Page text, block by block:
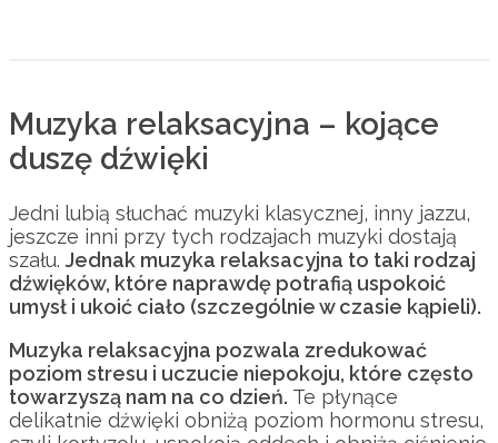
Muzyka relaksacyjna – kojące
duszę dźwięki
Jedni lubią słuchać muzyki klasycznej, inny jazzu,
jeszcze inni przy tych rodzajach muzyki dostają
szału. Jednak muzyka relaksacyjna to taki rodzaj
dźwięków, które naprawdę potrafią uspokoić
umysł i ukoić ciało (szczególnie w czasie kąpieli).
Muzyka relaksacyjna pozwala zredukować
poziom stresu i uczucie niepokoju, które często
towarzyszą nam na co dzień. Te płynące
delikatnie dźwięki obniżą poziom hormonu stresu,